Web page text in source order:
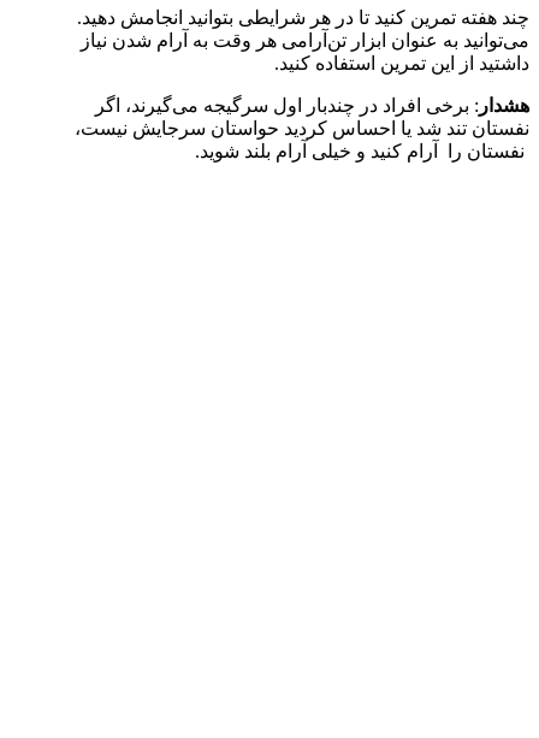
چند هفته تمرین کنید تا در هر شرایطی بتوانید انجامش دهید.
می‌توانید به عنوان ابزار تن‌آرامی هر وقت به آرام شدن نیاز
داشتید از این تمرین استفاده کنید.
هشدار : برخی افراد در چندبار اول سرگیجه می‌گیرند، اگر
نفستان تند شد یا احساس کردید حواستان سرجایش نیست،
نفستان را آرام کنید و خیلی آرام بلند شوید.